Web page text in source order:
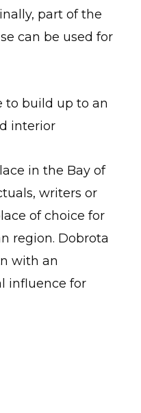
part of the
can be used for
to build up to an
interior
in the Bay of
writers or
of choice for
region. Dobrota
with an
influence for